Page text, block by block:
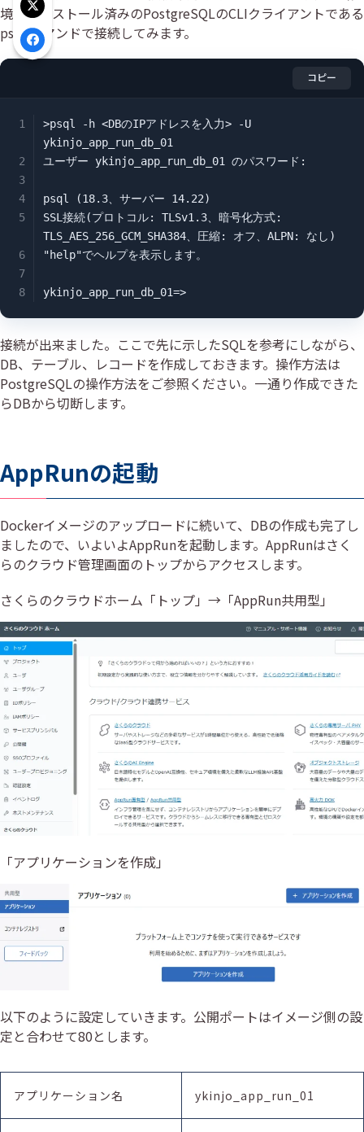
境にインストール済みのPostgreSQLのCLIクライアントである
psql コマンドで接続してみます。
コピー
>psql -h <DBのIPアドレスを入力> -U
ykinjo_app_run_db_01
ユーザー ykinjo_app_run_db_01 のパスワード:
psql (18.3、サーバー 14.22)
SSL接続(プロトコル: TLSv1.3、暗号化方式:
TLS_AES_256_GCM_SHA384、圧縮: オフ、ALPN: なし)
"help"でヘルプを表示します。
ykinjo_app_run_db_01=>
接続が出来ました。ここで先に示したSQLを参考にしながら、
DB、テーブル、レコードを作成しておきます。操作方法は
PostgreSQLの操作方法をご参照ください。一通り作成できた
らDBから切断します。
AppRunの起動
Dockerイメージのアップロードに続いて、DBの作成も完了し
ましたので、いよいよAppRunを起動します。AppRunはさく
らのクラウド管理画面のトップからアクセスします。
さくらのクラウドホーム「トップ」→「AppRun共用型」
「アプリケーションを作成」
以下のように設定していきます。公開ポートはイメージ側の設
定と合わせて80とします。
アプリケーション名 ykinjo_app_run_01
Xでシェア
Facebookでシェア